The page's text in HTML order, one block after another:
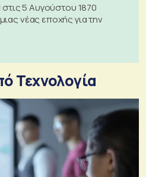
5 Αυγούστου 1870
νέας εποχής για την
Τεχνολογία